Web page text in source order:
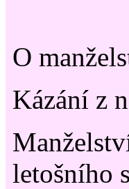
O
Kázání z
letošního